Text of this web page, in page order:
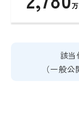
該
（一般